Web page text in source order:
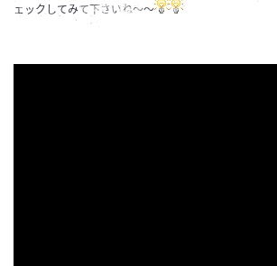
ェックしてみて下さいね～～